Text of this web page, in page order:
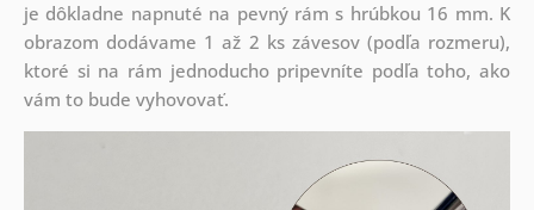
je dôkladne napnuté na pevný rám s hrúbkou 16 mm. K
obrazom dodávame 1 až 2 ks závesov (podľa rozmeru),
ktoré si na rám jednoducho pripevníte podľa toho, ako
vám to bude vyhovovať.